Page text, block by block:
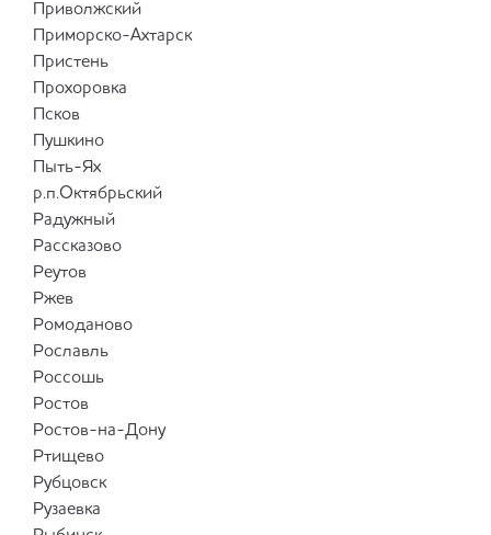
Приволжский
Приморско-Ахтарск
Пристень
Прохоровка
Псков
Пушкино
Пыть-Ях
р.п.Октябрьский
Радужный
Рассказово
Реутов
Ржев
Ромоданово
Рославль
Россошь
Ростов
Ростов-на-Дону
Ртищево
Рубцовск
Рузаевка